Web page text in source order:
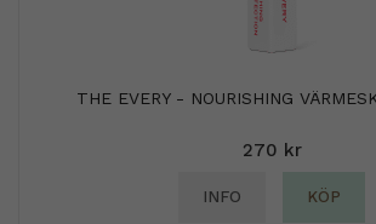
THE EVERY - NOURISHING
270 kr
INFO KÖP